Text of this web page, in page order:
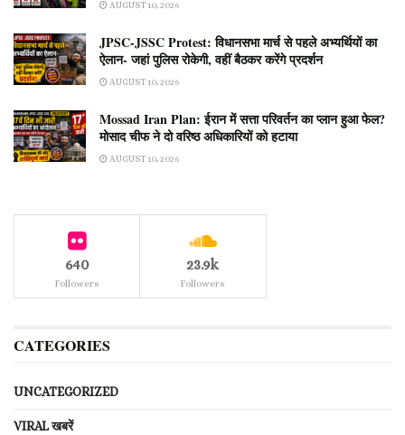
AUGUST 10, 2026
JPSC-JSSC Protest: विधानसभा मार्च से पहले अभ्यर्थियों का
ऐलान- जहां पुलिस रोकेगी, वहीं बैठकर करेंगे प्रदर्शन
AUGUST 10, 2026
Mossad Iran Plan: ईरान में सत्ता परिवर्तन का प्लान हुआ फेल?
मोसाद चीफ ने दो वरिष्ठ अधिकारियों को हटाया
AUGUST 10, 2026
640
Followers
23.9k
Followers
CATEGORIES
UNCATEGORIZED
VIRAL खबरें